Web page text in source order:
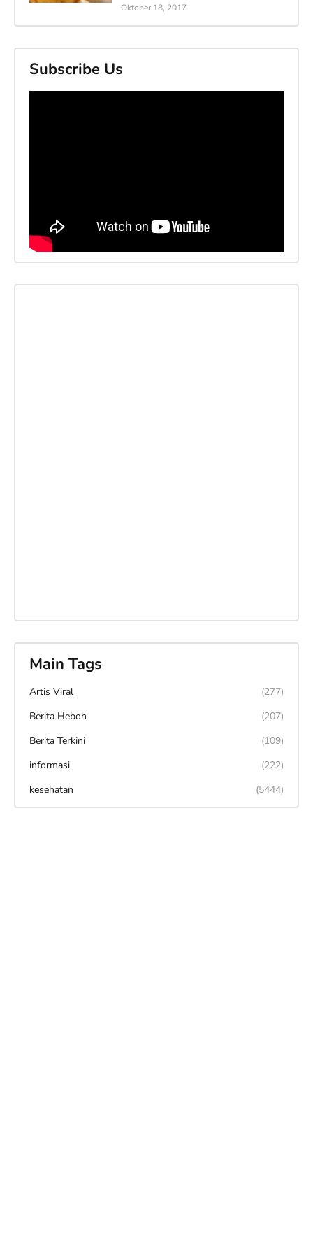
Oktober 18, 2017
Subscribe Us
Main Tags
Artis Viral
(277)
Berita Heboh
(207)
Berita Terkini
(109)
informasi
(222)
kesehatan
(5444)